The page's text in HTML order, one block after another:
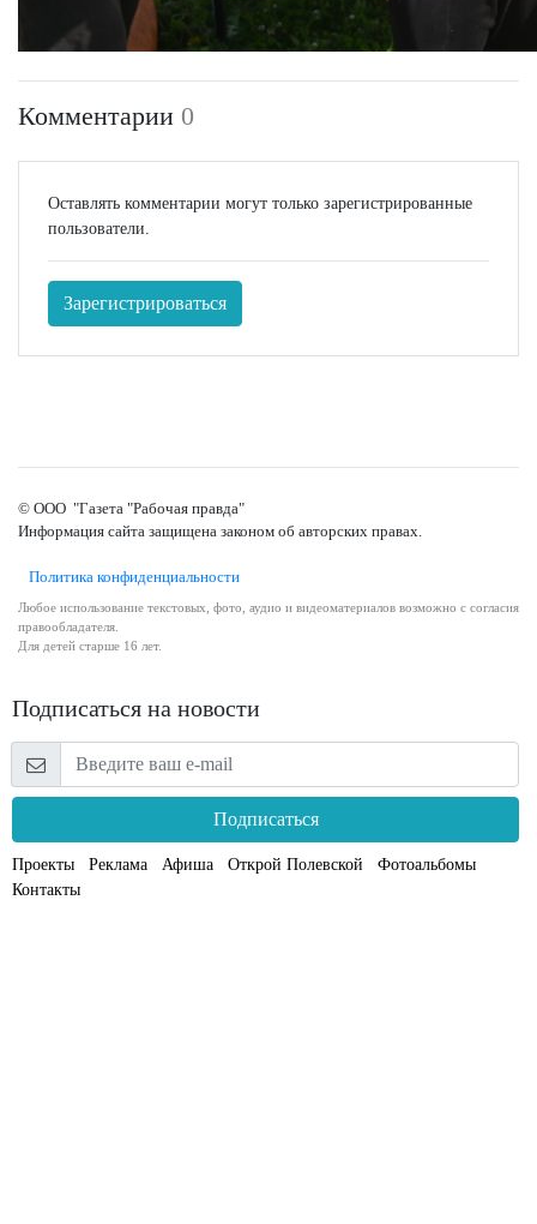
Комментарии 0
Оставлять комментарии могут только зарегистрированные
пользователи.
Зарегистрироваться
© ООО "Газета "Рабочая правда"
Информация сайта защищена законом об авторских правах.
Политика конфиденциальности
Любое использование текстовых, фото, аудио и видеоматериалов возможно с согласия
правообладателя.
Для детей старше 16 лет.
Подписаться на новости
Подписаться
Проекты Реклама Афиша Открой Полевской
Фотоальбомы
Контакты